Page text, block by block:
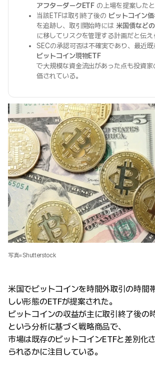
アフターダークETF の上場を提案したと
当該ETFは取引終了後の ビットコイン
を追跡し、取引開始時には 米国債など
に移してリスクを管理する計画だと伝え
SECの承認可否は不確実であり、最近既
ビットコイン現物ETF
で大規模な資金流出があった点も投資家
価されている。
写真=Shutterstock
米国でビットコインを時間外取引の時間
しい形態のETFが提案された。
ビットコインの収益が主に取引終了後の
という分析に基づく戦略商品で、
市場は既存のビットコインETFと差別化
られるかに注目している。